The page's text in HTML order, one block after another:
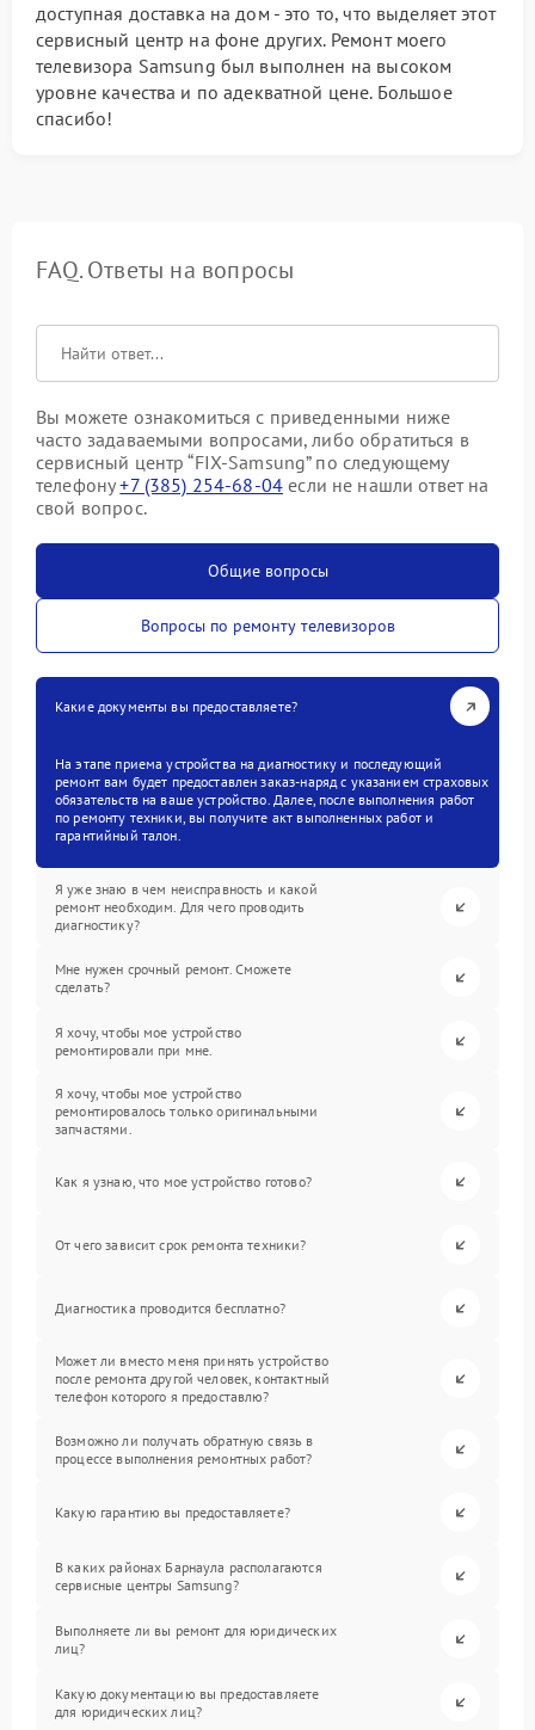
доступная доставка на дом - это то, что выделяет этот
сервисный центр на фоне других. Ремонт моего
телевизора Samsung был выполнен на высоком
уровне качества и по адекватной цене. Большое
спасибо!
FAQ. Ответы на вопросы
Вы можете ознакомиться с приведенными ниже
часто задаваемыми вопросами, либо обратиться в
сервисный центр “FIX-Samsung” по следующему
телефону+7 (385) 254-68-04 если не нашли ответ на
свой вопрос.
Общие вопросы
Вопросы по ремонту телевизоров
Какие документы вы предоставляете?
На этапе приема устройства на диагностику и последующий
ремонт вам будет предоставлен заказ-наряд с указанием страховых
обязательств на ваше устройство. Далее, после выполнения работ
по ремонту техники, вы получите акт выполненных работ и
гарантийный талон.
Я уже знаю в чем неисправность и какой
ремонт необходим. Для чего проводить
диагностику?
Мне нужен срочный ремонт. Сможете
сделать?
Я хочу, чтобы мое устройство
ремонтировали при мне.
Я хочу, чтобы мое устройство
ремонтировалось только оригинальными
запчастями.
Как я узнаю, что мое устройство готово?
От чего зависит срок ремонта техники?
Диагностика проводится бесплатно?
Может ли вместо меня принять устройство
после ремонта другой человек, контактный
телефон которого я предоставлю?
Возможно ли получать обратную связь в
процессе выполнения ремонтных работ?
Какую гарантию вы предоставляете?
В каких районах Барнаула располагаются
сервисные центры Samsung?
Выполняете ли вы ремонт для юридических
лиц?
Какую документацию вы предоставляете
для юридических лиц?